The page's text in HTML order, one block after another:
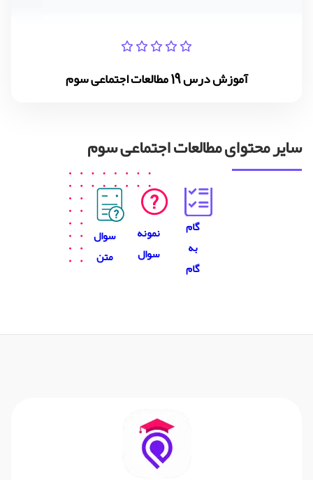
آموزش درس 19 مطالعات اجتماعی سوم
سایر محتوای مطالعات اجتماعی سوم
گام
به
گام
نمونه
سوال
سوال
متن